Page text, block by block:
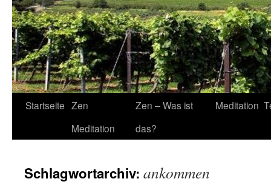
Startseite Zen
Meditation
Zen – Was ist
das?
Meditation
Schlagwortarchiv: ankommen